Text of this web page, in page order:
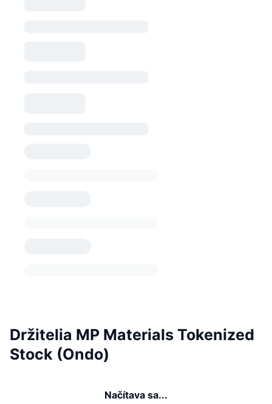
Držitelia MP Materials Tokenized
Stock (Ondo)
Načítava sa...